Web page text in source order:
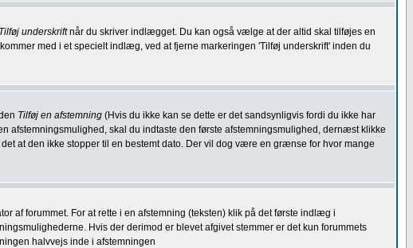
Tilføj underskriftnår du skriver indlægget. Du kan også vælge at der altid skal tilføjes en
med i et specielt indlæg, ved at fjerne markeringen 'Tilføj underskrift' inden du
Tilføj en afstemning (Hvis du ikke kan se dette er det sandsynligvis fordi du ikke har
afstemningsmulighed, skal du indtaste den første afstemningsmulighed, dernæst klikke
at den ikke stopper til en bestemt dato. Der vil dog være en grænse for hvor mange
af forummet. For at rette i en afstemning (teksten) klik på det første indlæg i
Hvis der derimod er blevet afgivet stemmer er det kun forummets
halvvejs inde i afstemningen